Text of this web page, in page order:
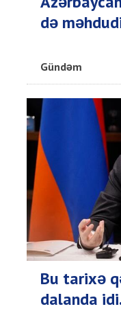
də
Gündəm
Bu tarixə
dalanda